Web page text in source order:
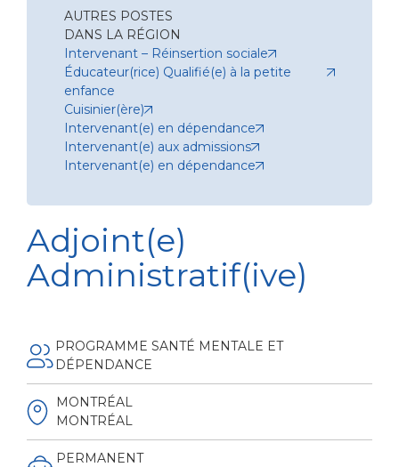
AUTRES POSTES
DANS LA RÉGION
Intervenant – Réinsertion sociale
Éducateur(rice) Qualifié(e) à la petite
enfance
Cuisinier(ère)
Intervenant(e) en dépendance
Intervenant(e) aux admissions
Intervenant(e) en dépendance
Adjoint(e)
Administratif(ive)
PROGRAMME SANTÉ MENTALE ET
DÉPENDANCE
MONTRÉAL
MONTRÉAL
PERMANENT